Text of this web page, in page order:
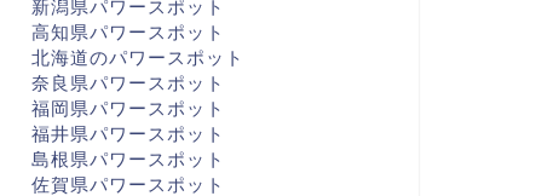
新潟県パワースポット
高知県パワースポット
北海道のパワースポット
奈良県パワースポット
福岡県パワースポット
福井県パワースポット
島根県パワースポット
佐賀県パワースポット